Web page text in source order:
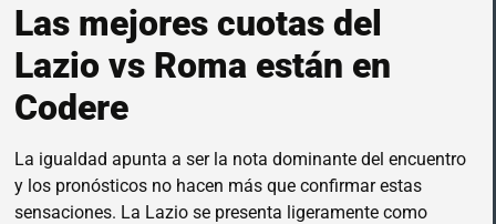
Las mejores cuotas del
Lazio vs Roma están en
Codere
La igualdad apunta a ser la nota dominante del encuentro
y los pronósticos no hacen más que confirmar estas
sensaciones. La Lazio se presenta ligeramente como